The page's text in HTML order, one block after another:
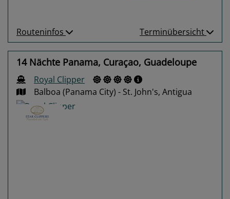
Routeninfos Terminübersicht
14 Nächte Panama, Curaçao, Guadeloupe
Royal Clipper
Balboa (Panama City) - St. John's, Antigua